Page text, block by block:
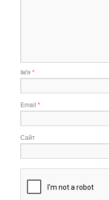
Ім'я *
Email *
Сайт